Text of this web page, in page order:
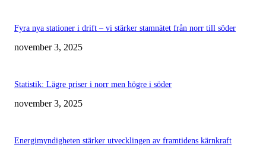
Fyra nya stationer i drift – vi stärker stamnätet från norr till söder
november 3, 2025
Statistik: Lägre priser i norr men högre i söder
november 3, 2025
Energimyndigheten stärker utvecklingen av framtidens kärnkraft